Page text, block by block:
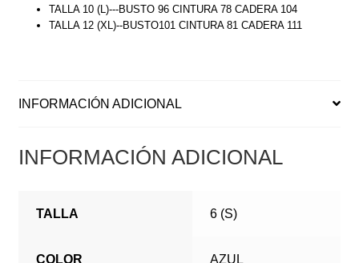
TALLA 10 (L)---BUSTO 96 CINTURA 78 CADERA 104
TALLA 12 (XL)--BUSTO101 CINTURA 81 CADERA 111
INFORMACIÓN ADICIONAL
INFORMACIÓN ADICIONAL
TALLA 6 (S)
COLOR AZUL